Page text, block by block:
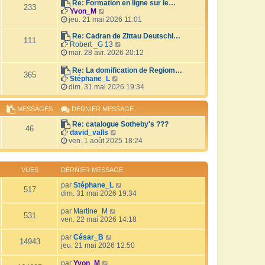
i
r
m
e
s
s
a
g
e
r
e
d
e
r
n
i
e
m
e
s
s
a
g
e
233
Re: Formation en ligne sur le…
Yvon_M
o
i
r
l
e
d
e
r
n
i
e
r
m
e
s
s
a
g
e
jeu. 21 mai 2026 11:01
111
Re: Cadran de Zittau Deutschl…
Robert _G 13
o
i
r
e
d
e
r
n
i
r
m
e
s
s
g
e
mar. 28 avr. 2026 20:12
365
Re: La domification de Regiom…
Stéphane_L
o
i
r
l
e
d
e
r
n
i
e
r
m
e
s
a
g
dim. 31 mai 2026 19:34
MESSAGES DERNIER MESSAGE
46
Re: catalogue Sotheby's ???
david_valls
o
i
e
d
e
r
e
r
e
s
ven. 1 août 2025 18:24
VUES DERNIER MESSAGE
517 par Stéphane_L
dim. 31 mai 2026 19:34
531 par Martine_M
ven. 22 mai 2026 14:18
14943 par César_B
jeu. 21 mai 2026 12:50